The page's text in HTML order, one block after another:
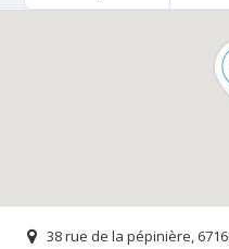
38 rue de la pépinière,